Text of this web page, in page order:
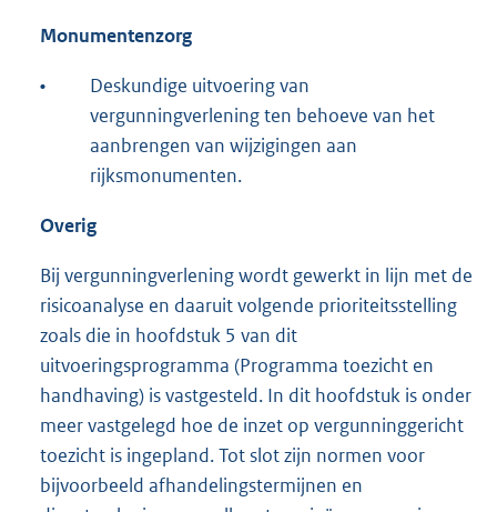
Monumentenzorg
•
Deskundige uitvoering van
vergunningverlening ten behoeve van het
aanbrengen van wijzigingen aan
rijksmonumenten.
Overig
Bij vergunningverlening wordt gewerkt in lijn met de
risicoanalyse en daaruit volgende prioriteitsstelling
zoals die in hoofdstuk 5 van dit
uitvoeringsprogramma (Programma toezicht en
handhaving) is vastgesteld. In dit hoofdstuk is onder
meer vastgelegd hoe de inzet op vergunninggericht
toezicht is ingepland. Tot slot zijn normen voor
bijvoorbeeld afhandelingstermijnen en